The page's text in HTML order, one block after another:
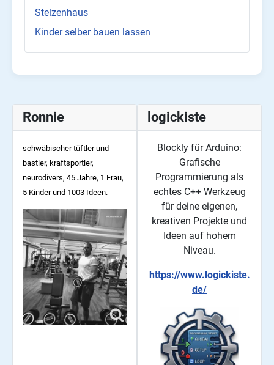
Stelzenhaus
Kinder selber bauen lassen
Ronnie
schwäbischer tüftler und
bastler, kraftsportler,
neurodivers, 45 Jahre, 1 Frau,
5 Kinder und 1003 Ideen.
logickiste
Blockly für Arduino:
Grafische
Programmierung als
echtes C++ Werkzeug
für deine eigenen,
kreativen Projekte und
Ideen auf hohem
Niveau.
https://www.logickiste.
de/